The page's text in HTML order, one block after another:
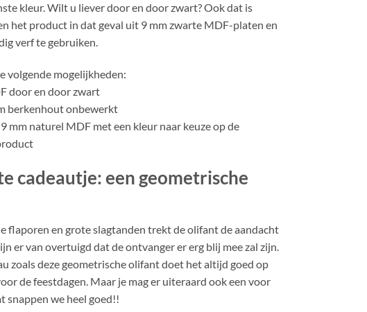
kleur. Wilt u liever door en door zwart? Ook dat is
het product in dat geval uit 9 mm zwarte MDF-platen en
verf te gebruiken.
volgende mogelijkheden:
door en door zwart
berkenhout onbewerkt
mm naturel MDF met een kleur naar keuze op de
cadeautje: een geometrische
flaporen en grote slagtanden trekt de olifant de aandacht
er van overtuigd dat de ontvanger er erg blij mee zal zijn.
zoals deze geometrische olifant doet het altijd goed op
de feestdagen. Maar je mag er uiteraard ook een voor
snappen we heel goed!!